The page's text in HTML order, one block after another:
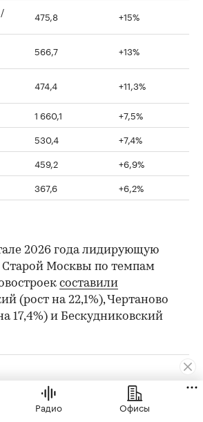
475,8 +15%
566,7 +13%
474,4 +11,3%
1 660,1
+7,5%
530,4
+7,4%
459,2
+6,9%
367,6 +6,2%
2026 года лидирующую
Старой Москвы по темпам
составили
(рост на 22,1%), Чертаново
17,4%) и Бескудниковский
район
новостройки дороже ₽3
Радио Офисы